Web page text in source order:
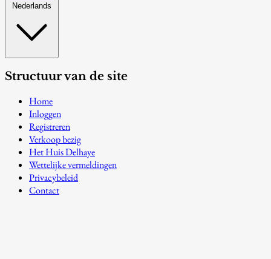
Nederlands
Structuur van de site
Home
Inloggen
Registreren
Verkoop bezig
Het Huis Delhaye
Wettelijke vermeldingen
Privacybeleid
Contact